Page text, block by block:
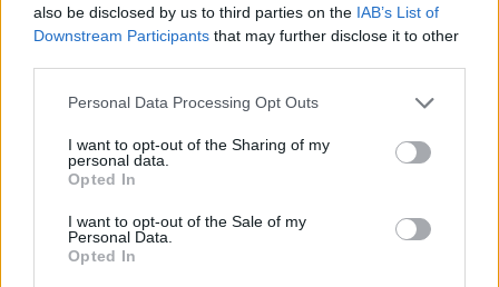
also be disclosed by us to third parties on the IAB’s List of
Downstream Participants that may further disclose it to other
Personal Data Processing Opt Outs
I want to opt-out of the Sharing of my
personal data.
Opted In
I want to opt-out of the Sale of my
Personal Data.
Opted In
Beräkna hur stort bolån du har råd med
Den här bolånekalkylatorn hjälper dig att ta reda
på hur stort bolån du bör ha råd med, vilket bud